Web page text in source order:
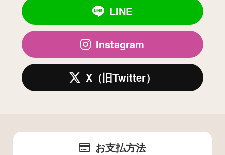
LINE
Instagram
X（旧Twitter）
お支払方法